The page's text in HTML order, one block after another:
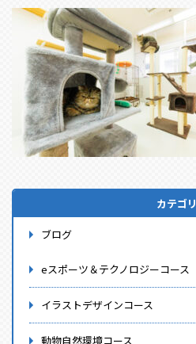
カテゴリ
ブログ
eスポーツ＆テクノロジーコース
イラストデザインコース
動物自然環境コース